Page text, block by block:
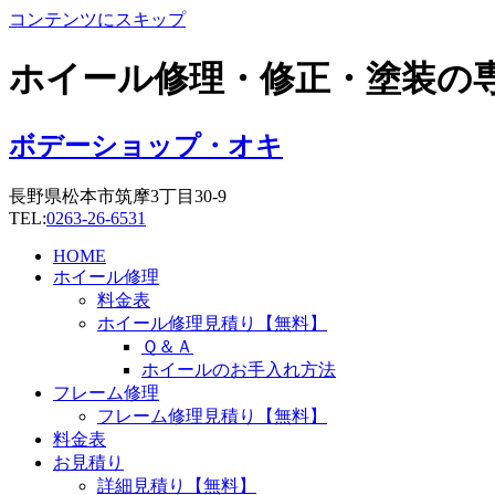
コンテンツにスキップ
ホイール修理・修正・塗装の
ボデーショップ・オキ
長野県松本市筑摩3丁目30-9
TEL:0263-26-6531
HOME
ホイール修理
料金表
ホイール修理見積り【無料】
Ｑ＆Ａ
ホイールのお手入れ方法
フレーム修理
フレーム修理見積り【無料】
料金表
お見積り
詳細見積り【無料】